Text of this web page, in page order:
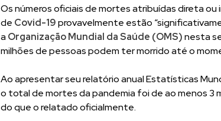
Os números oficiais de mortes atribuídas direta
de Covid-19provavelmente estão
a Organização Mundial da Saúde (OMS)nesta
milhões de pessoas podem ter morrido até o
Ao apresentar seu relatório anual Estatísticas
o total de mortes da pandemia foi de ao menos 3
do que o relatado oficialmente.